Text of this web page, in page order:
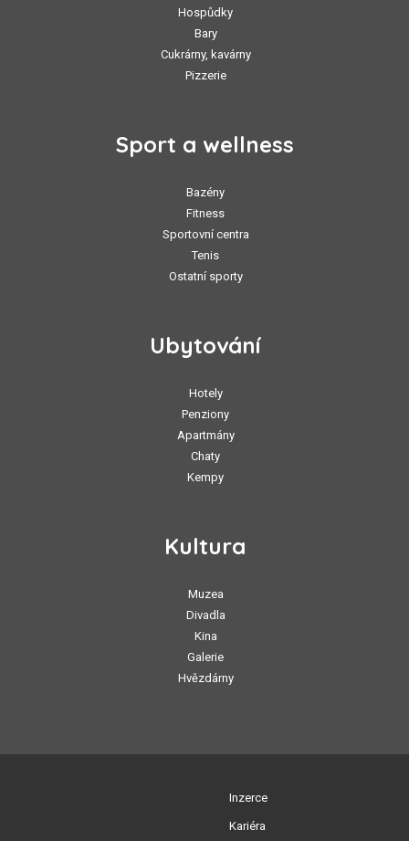
Hospůdky
Bary
Cukrárny, kavárny
Pizzerie
Sport a wellness
Bazény
Fitness
Sportovní centra
Tenis
Ostatní sporty
Ubytování
Hotely
Penziony
Apartmány
Chaty
Kempy
Kultura
Muzea
Divadla
Kina
Galerie
Hvězdárny
Inzerce
Kariéra